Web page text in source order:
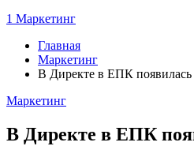
1 Маркетинг
Главная
Маркетинг
В Директе в ЕПК
Маркетинг
В Директе в ЕПК